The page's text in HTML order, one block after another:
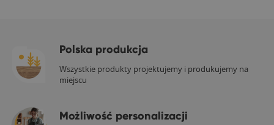
Polska produkcja
Wszystkie produkty projektujemy i produkujemy na
miejscu
Możliwość personalizacji